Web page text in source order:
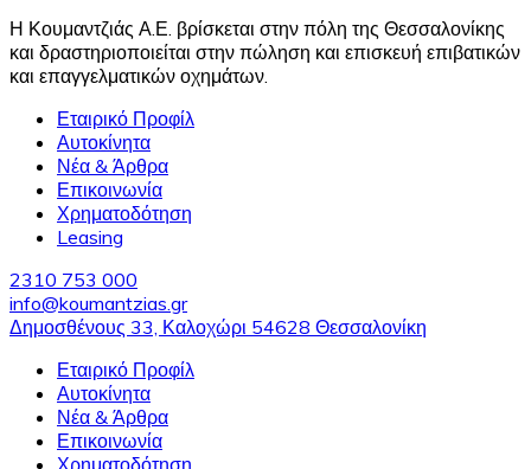
Η Κουμαντζιάς Α.Ε. βρίσκεται στην πόλη της Θεσσαλονίκης
και δραστηριοποιείται στην πώληση και επισκευή επιβατικών
και επαγγελματικών οχημάτων.
Εταιρικό Προφίλ
Αυτοκίνητα
Νέα & Άρθρα
Επικοινωνία
Χρηματοδότηση
Leasing
2310 753 000
info@koumantzias.gr
Δημοσθένους 33, Καλοχώρι 54628 Θεσσαλονίκη
Εταιρικό Προφίλ
Αυτοκίνητα
Νέα & Άρθρα
Επικοινωνία